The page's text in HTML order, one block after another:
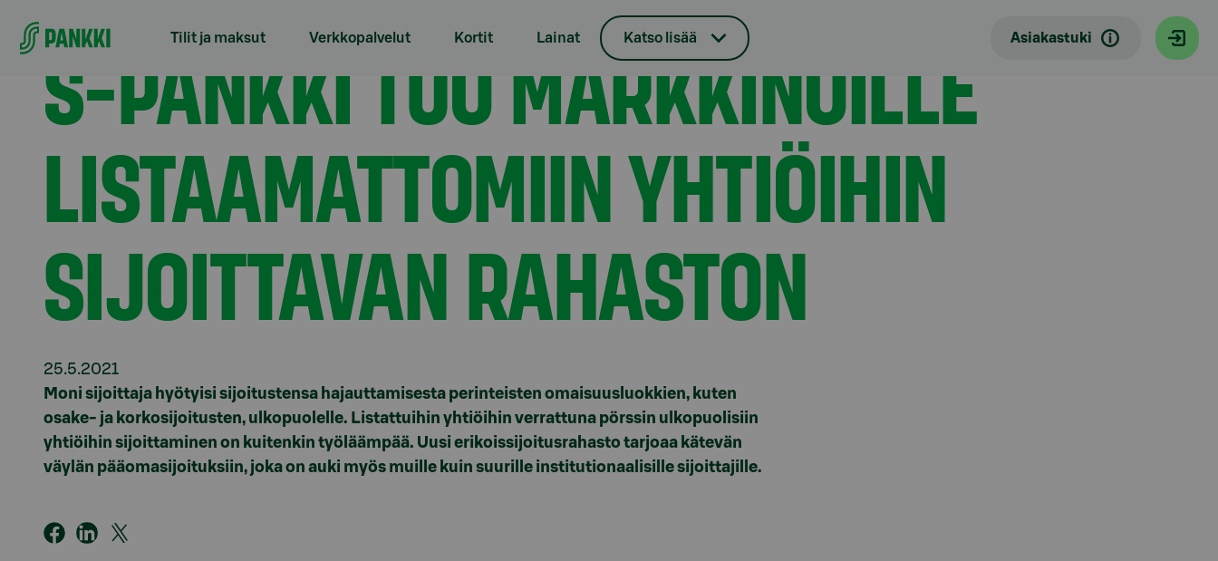
Tilit ja maksut Verkkopalvelut Kortit Lainat Katso lisää Asiakastuki
S-Pankki tuo markkinoille listaamattomiin yhtiöihin sijoittavan rahaston
S-PANKKI TUO MARKKINOILLE
LISTAAMATTOMIIN YHTIÖIHIN
SIJOITTAVAN RAHASTON
25.5.2021
Moni sijoittaja hyötyisi sijoitustensa hajauttamisesta perinteisten omaisuusluokkien, kuten
osake- ja korkosijoitusten, ulkopuolelle. Listattuihin yhtiöihin verrattuna pörssin ulkopuolisiin
yhtiöihin sijoittaminen on kuitenkin työläämpää. Uusi erikoissijoitusrahasto tarjoaa kätevän
väylän pääomasijoituksiin, joka on auki myös muille kuin suurille institutionaalisille sijoittajille.